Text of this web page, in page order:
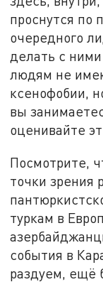
проснутся по
очередного
делать с
людям не
ксенофобии,
вы
оценивайте
Посмотрите,
точки зрения
туркам в
события в
раздуем, ещё